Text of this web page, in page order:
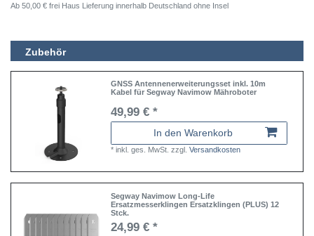
Ab 50,00 € frei Haus Lieferung innerhalb Deutschland ohne Insel
Zubehör
GNSS Antennenerweiterungsset inkl. 10m
Kabel für Segway Navimow Mähroboter
49,99 € *
In den Warenkorb
*inkl. ges. MwSt. zzgl.Versandkosten
Segway Navimow Long-Life
Ersatzmesserklingen Ersatzklingen (PLUS) 12
Stck.
24,99 € *